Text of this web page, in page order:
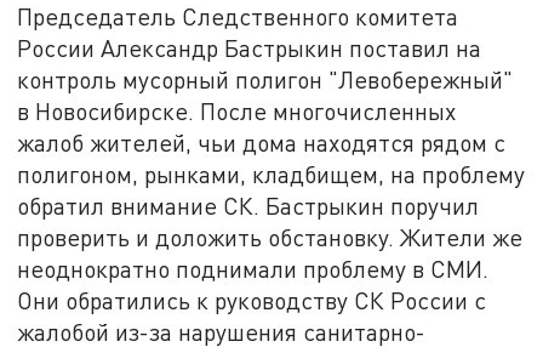
Председатель Следственного комитета
России Александр Бастрыкин поставил на
контроль мусорный полигон "Левобережный"
в Новосибирске. После многочисленных
жалоб жителей, чьи дома находятся рядом с
полигоном, рынками, кладбищем, на проблему
обратил внимание СК. Бастрыкин поручил
проверить и доложить обстановку. Жители же
неоднократно поднимали проблему в СМИ.
Они обратились к руководству СК России с
жалобой из-за нарушения санитарно-